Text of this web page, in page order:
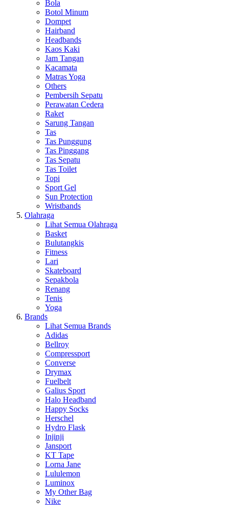
Bola
Botol Minum
Dompet
Hairband
Headbands
Kaos Kaki
Jam Tangan
Kacamata
Matras Yoga
Others
Pembersih Sepatu
Perawatan Cedera
Raket
Sarung Tangan
Tas
Tas Punggung
Tas Pinggang
Tas Sepatu
Tas Toilet
Topi
Sport Gel
Sun Protection
Wristbands
Olahraga
Lihat Semua Olahraga
Basket
Bulutangkis
Fitness
Lari
Skateboard
Sepakbola
Renang
Tenis
Yoga
Brands
Lihat Semua Brands
Adidas
Bellroy
Compressport
Converse
Drymax
Fuelbelt
Galius Sport
Halo Headband
Happy Socks
Herschel
Hydro Flask
Injinji
Jansport
KT Tape
Lorna Jane
Lululemon
Luminox
My Other Bag
Nike